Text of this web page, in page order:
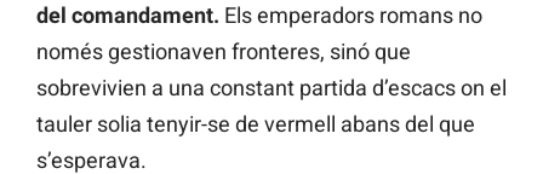
del comandament. Els emperadors romans no
només gestionaven fronteres, sinó que
sobrevivien a una constant partida d’escacs on el
tauler solia tenyir-se de vermell abans del que
s’esperava.